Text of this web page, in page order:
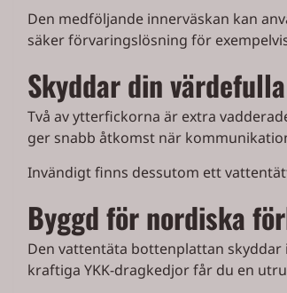
Den medföljande innerväskan kan
säker förvaringslösning för
Skyddar din
Två av ytterfickorna är extra
ger snabb åtkomst när
Invändigt finns dessutom ett
Byggd för nordiska
Den vattentäta bottenplattan skyddar
kraftiga YKK-dragkedjor får du en